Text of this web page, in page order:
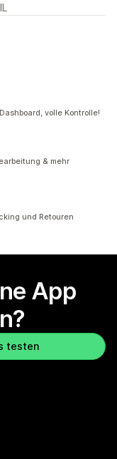
volle Kontrolle!
& mehr
und Retouren
App
testen